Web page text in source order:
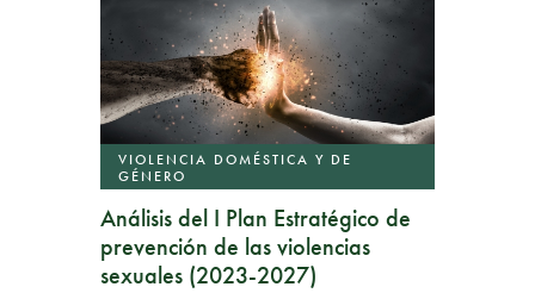
VIOLENCIA DOMÉSTICA Y DE
GÉNERO
Análisis del I Plan Estratégico de
prevención de las violencias
sexuales (2023-2027)